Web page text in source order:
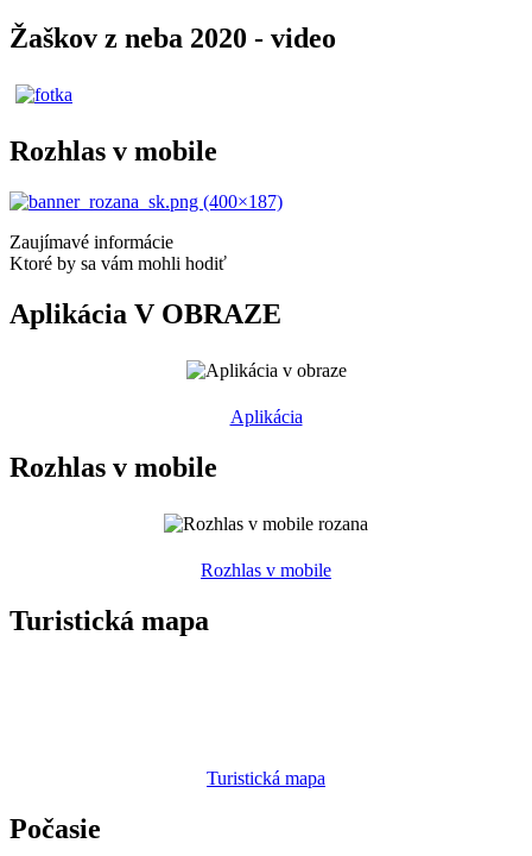
Žaškov z neba 2020 - video
Rozhlas v mobile
Zaujímavé informácie
Ktoré by sa vám mohli hodiť
Aplikácia V OBRAZE
Aplikácia
Rozhlas v mobile
Rozhlas v mobile
Turistická mapa
Turistická mapa
Počasie